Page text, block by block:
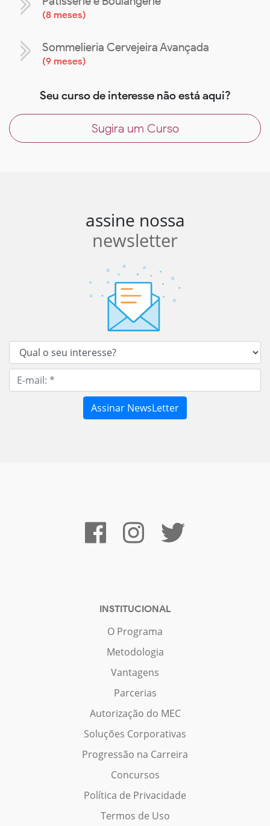
(8 meses)
Sommelieria Cervejeira Avançada
(9 meses)
Seu curso de interesse não está aqui?
Sugira um Curso
assine nossa
newsletter
INSTITUCIONAL
O Programa
Metodologia
Vantagens
Parcerias
Autorização do MEC
Soluções Corporativas
Progressão na Carreira
Concursos
Política de Privacidade
Termos de Uso